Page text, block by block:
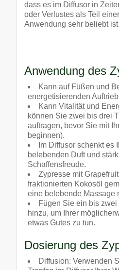
dass es im Diffusor in
oder Verlustes als Teil
Anwendung sehr beliebt ist.
Anwendung des
Kann auf Füßen und
energetisierenden
Kann Vitalität und
können Sie zwei bis drei
auftragen, bevor Sie mit
beginnen).
Im Diffusor schenkt es
belebenden Duft und
Schaffensfreude.
Zypresse mit
fraktionierten Kokosöl
eine belebende Massage
Fügen Sie ein bis zwei
hinzu, um Ihrer
etwas Gutes zu tun.
Dosierung des
Diffusion: Verwenden